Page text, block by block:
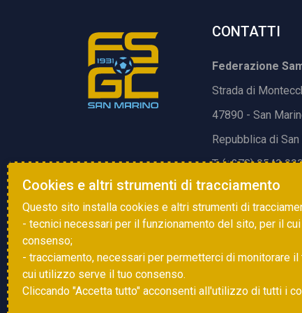
CONTATTI
Federazione
Strada di
47890 - San
Repubblica di
T. (+378) 0549
E.info@fsgc.sm
Cookies e altri strumenti di tracciamento
Questo sito installa cookies e altri strumenti di
- tecnici necessari per il funzionamento del sito, per il
consenso;
- tracciamento, necessari per permetterci di monitorare
cui utilizzo serve il tuo consenso.
Cliccando "Accetta tutto" acconsenti all'utilizzo di tutti i